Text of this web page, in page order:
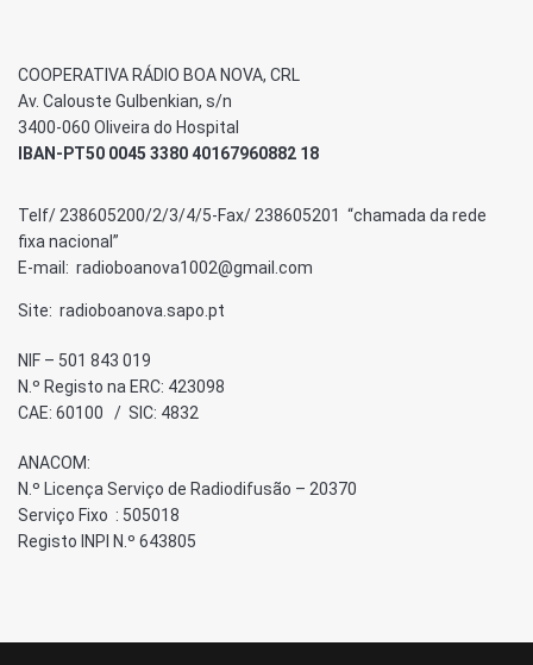
COOPERATIVA RÁDIO BOA NOVA, CRL
Av. Calouste Gulbenkian, s/n
3400-060 Oliveira do Hospital
IBAN-PT50 0045 3380 40167960882 18
Telf/ 238605200/2/3/4/5-Fax/ 238605201 “chamada da rede
fixa nacional”
E-mail: radioboanova1002@gmail.com
Site: radioboanova.sapo.pt
NIF – 501 843 019
N.º Registo na ERC: 423098
CAE: 60100 / SIC: 4832
ANACOM:
N.º Licença Serviço de Radiodifusão – 20370
Serviço Fixo : 505018
Registo INPI N.º 643805